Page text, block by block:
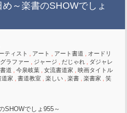
～楽書のSHOWでしょ
ティスト , アート , アート書道 , オードリ
ラファー , ジャージ , だじゃれ , ダジャレ
道 ,今泉岐葉 ,女流書道家 ,映画タイトル
道家 ,書道教室 ,楽しい ,楽書 ,楽書家 ,笑
SHOWでしょ955～